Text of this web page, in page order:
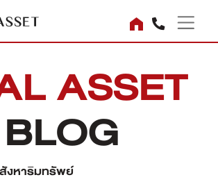
ASSET
BLOG
งหาริมทรัพย์